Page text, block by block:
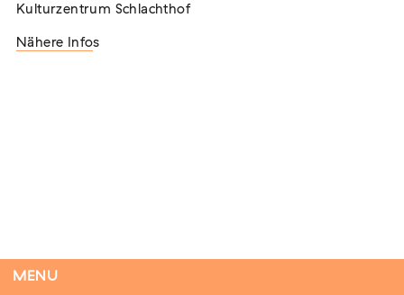
MENU
Pfalz nimmt teil
15. September 2026 Dortmund
Kulturzentrum Schlachthof
Nähere Infos